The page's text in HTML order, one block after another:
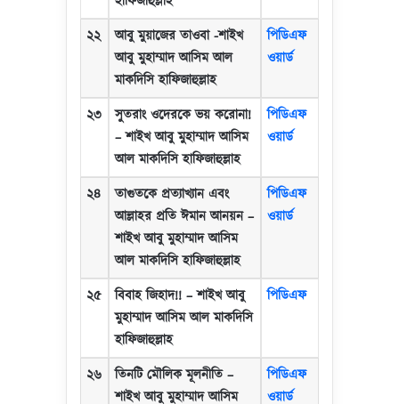
২২
আবু মুয়াজের তাওবা -শাইখ
আবু মুহাম্মাদ আসিম আল
মাকদিসি হাফিজাহুল্লাহ
পিডিএফ
ওয়ার্ড
২৩
সুতরাং ওদেরকে ভয় করোনা!
–শাইখ আবু মুহাম্মাদ আসিম
আল মাকদিসি হাফিজাহুল্লাহ
পিডিএফ
ওয়ার্ড
২৪
তাগুতকে প্রত্যাখ্যান এবং
আল্লাহর প্রতি ঈমান আনয়ন–
শাইখ আবু মুহাম্মাদ আসিম
আল মাকদিসি হাফিজাহুল্লাহ
পিডিএফ
ওয়ার্ড
২৫ বিবাহ জিহাদ!! –শাইখ আবু
মুহাম্মাদ আসিম আল মাকদিসি
হাফিজাহুল্লাহ
পিডিএফ
২৬ তিনটি মৌলিক মূলনীতি–
শাইখ আবু মুহাম্মাদ আসিম
পিডিএফ
ওয়ার্ড